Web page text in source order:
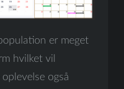
er meget
hvilket vil
også